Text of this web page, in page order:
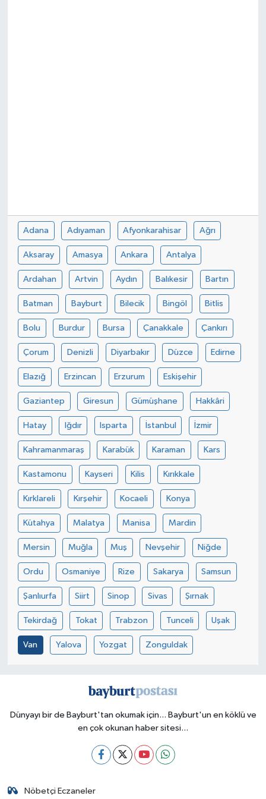
Adana Adıyaman Afyonkarahisar Ağrı
Aksaray Amasya Ankara Antalya
Ardahan Artvin Aydın Balıkesir Bartın
Batman Bayburt Bilecik Bingöl Bitlis
Bolu Burdur Bursa Çanakkale Çankırı
Çorum Denizli Diyarbakır Düzce Edirne
Elazığ Erzincan Erzurum Eskişehir
Gaziantep Giresun Gümüşhane Hakkâri
Hatay Iğdır Isparta İstanbul İzmir
Kahramanmaraş Karabük Karaman Kars
Kastamonu Kayseri Kilis Kırıkkale
Kırklareli Kırşehir Kocaeli Konya
Kütahya Malatya Manisa Mardin
Mersin Muğla Muş Nevşehir Niğde
Ordu Osmaniye Rize Sakarya Samsun
Şanlıurfa Siirt Sinop Sivas Şırnak
Tekirdağ Tokat Trabzon Tunceli Uşak
Van Yalova Yozgat Zonguldak
Dünyayı bir de Bayburt'tan okumak için... Bayburt'un en köklü ve
en çok okunan haber sitesi...
Nöbetçi Eczaneler